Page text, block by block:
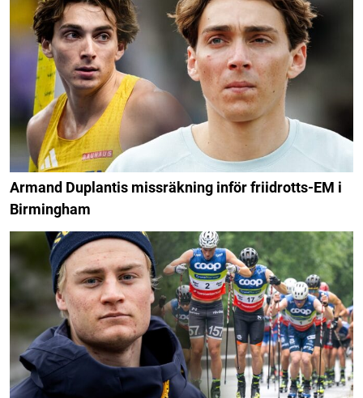
Armand Duplantis missräkning inför friidrotts-EM i
Birmingham